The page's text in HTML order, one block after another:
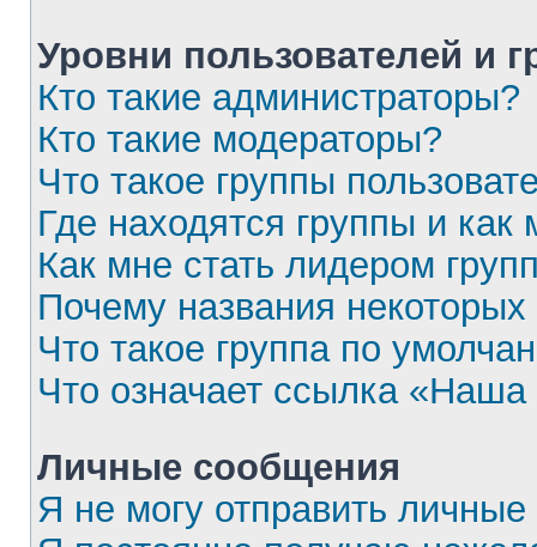
Уровни пользователей и
Кто такие администраторы?
Кто такие модераторы?
Что такое группы
Где находятся группы и как
Как мне стать лидером
Почему названия
Что такое группа по
Что означает ссылка
Личные сообщения
Я не могу отправить